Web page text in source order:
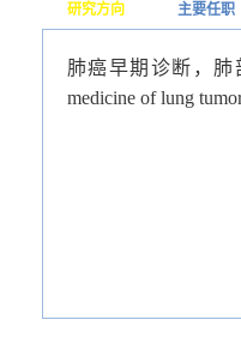
研究方向 主要任职
肺癌早期诊断，肺
medicine of lung